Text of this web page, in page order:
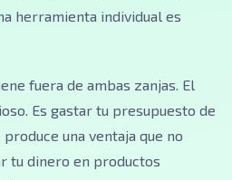
herramienta individual es
fuera de ambas zanjas. El
Es gastar tu presupuesto de
una ventaja que no
tu dinero en productos